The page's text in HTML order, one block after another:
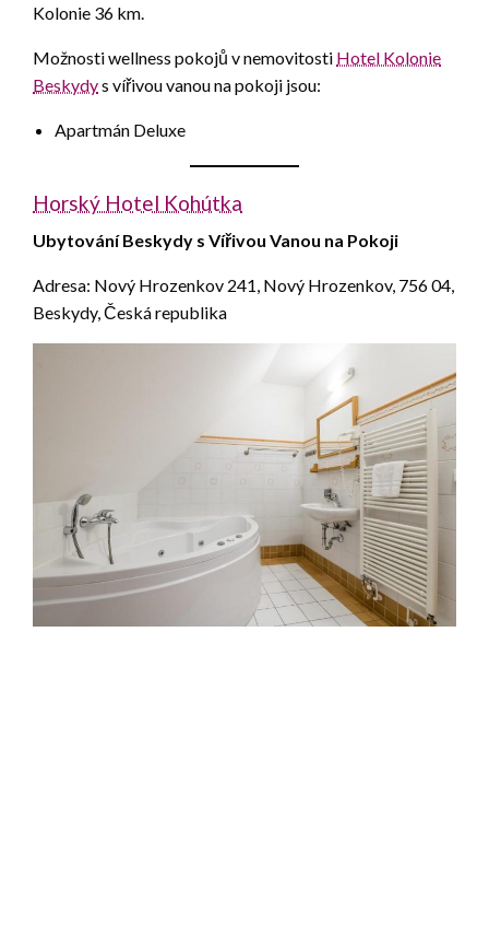
Kolonie 36 km.
Možnosti wellness pokojů v nemovitosti Hotel Kolonie
Beskydys vířivou vanou na pokoji jsou:
Apartmán Deluxe
Horský Hotel Kohútka
Ubytování Beskydy s Vířivou Vanou na Pokoji
Adresa: Nový Hrozenkov 241, Nový Hrozenkov, 756 04,
Beskydy, Česká republika